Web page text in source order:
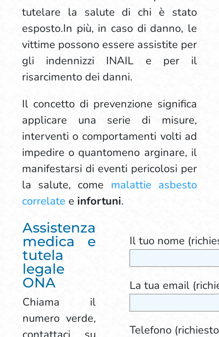
tutelare la salute di chi è stato
esposto.In più, in caso di danno, le
vittime possono essere assistite per
gli indennizzi INAIL e per il
risarcimento dei danni.
Il concetto di prevenzione significa
applicare una serie di misure,
interventi o comportamenti volti ad
impedire o quantomeno arginare, il
manifestarsi di eventi pericolosi per
la salute, come malattie asbesto
correlate e infortuni.
Assistenza
medica e
tutela
legale
ONA
Chiama il
numero verde,
Il tuo nome
La tua email
Telefono